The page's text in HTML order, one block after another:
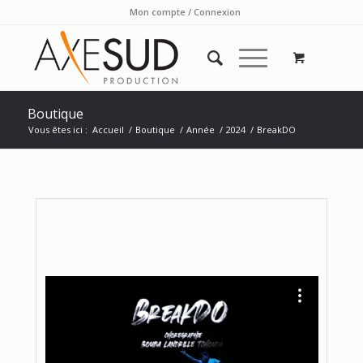
Mon compte / Connexion
Boutique
Vous êtes ici : Accueil / Boutique / Année / 2024 / BreakDO